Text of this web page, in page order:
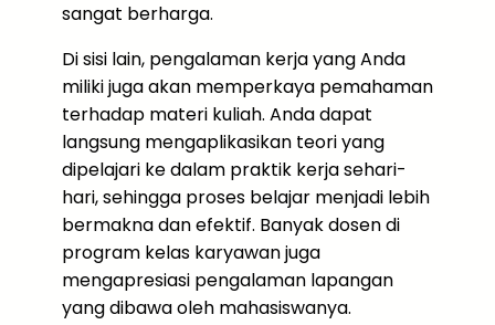
sangat berharga.
Di sisi lain, pengalaman kerja yang Anda
miliki juga akan memperkaya pemahaman
terhadap materi kuliah. Anda dapat
langsung mengaplikasikan teori yang
dipelajari ke dalam praktik kerja sehari-
hari, sehingga proses belajar menjadi lebih
bermakna dan efektif. Banyak dosen di
program kelas karyawan juga
mengapresiasi pengalaman lapangan
yang dibawa oleh mahasiswanya.